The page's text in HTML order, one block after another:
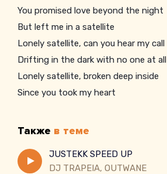
You promised love beyond the night
But left me in a satellite
Lonely satellite, can you hear my call
Drifting in the dark with no one at all
Lonely satellite, broken deep inside
Since you took my heart
Также в теме
JUSTEKK SPEED UP
DJ TRAPEIA, OUTWANE